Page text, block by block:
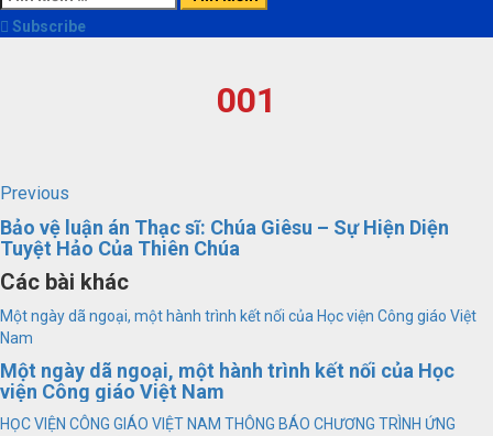
kiếm
cho:Subscribe
001
Continue
Reading
Previous
post:
Bảo vệ luận án Thạc sĩ: Chúa Giêsu – Sự Hiện Diện
Tuyệt Hảo Của Thiên Chúa
Các bài khác
Một ngày dã ngoại, một hành trình kết nối của Học viện Công giáo Việt
Nam
Một ngày dã ngoại, một hành trình kết nối của Học
viện Công giáo Việt Nam
HỌC VIỆN CÔNG GIÁO VIỆT NAM THÔNG BÁO CHƯƠNG TRÌNH ỨNG